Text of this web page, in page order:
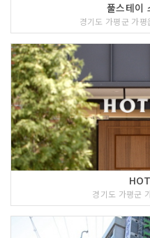
풀스테이
경기도 가평군 가
경기도 가평군